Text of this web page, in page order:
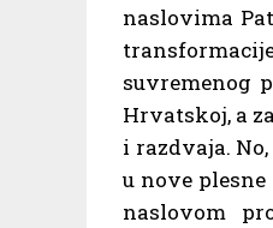
naslovima
suvremenog
Hrvatskoj, a
i razdvaja.
u nove
naslovom